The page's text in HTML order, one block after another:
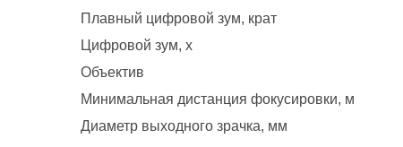
Плавный цифровой зум, крат
Цифровой зум, х
Объектив
Минимальная дистанция фокусировки, м
Диаметр выходного зрачка, мм